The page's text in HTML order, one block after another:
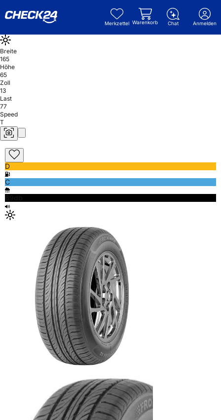
Merkzettel Warenkorb Chat Anmelden
Breite
165
Höhe
65
Zoll
13
Last
77
Speed
T
D
C
69db